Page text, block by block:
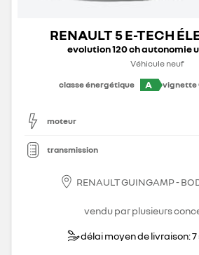
RENAULT 5 E-TECH
evolution 120 ch autonomie
Véhicule neuf
classe énergétique
A vignette
moteur
transmission
RENAULT GUINGAMP -
vendu par plusieurs
délai moyen de livraison: